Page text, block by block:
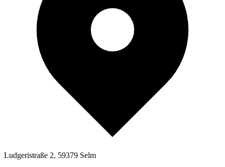
Ludgeristraße 2, 59379 Selm